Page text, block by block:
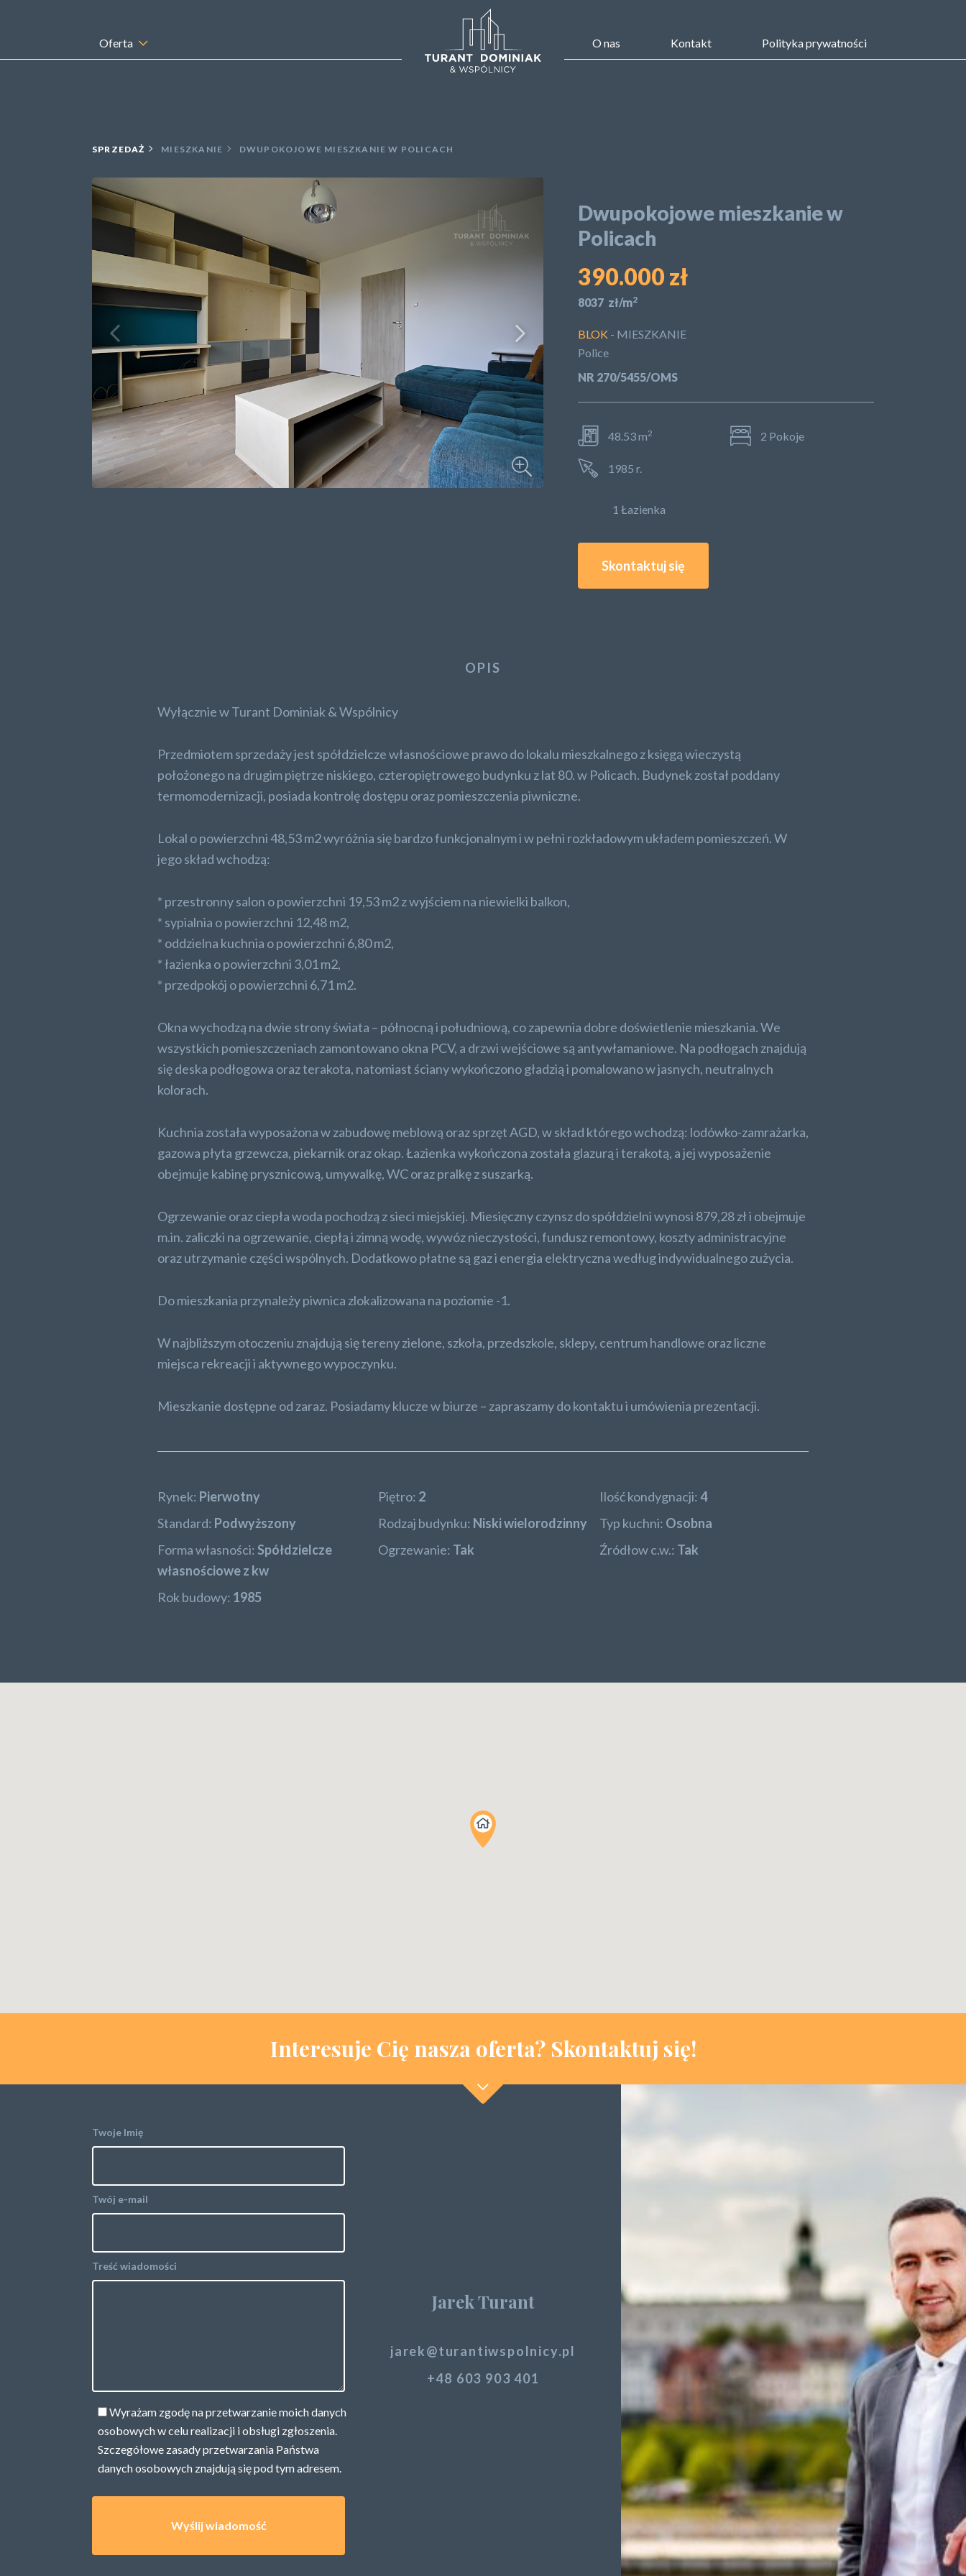
Oferta O nas Kontakt Polityka prywatności
SPRZEDAŻ MIESZKANIE DWUPOKOJOWE MIESZKANIE W POLICACH
Dwupokojowe mieszkanie w
Policach
390.000 zł
8037 zł/m2
BLOK - MIESZKANIE
Police
NR 270/5455/OMS
48.53 m2 2 Pokoje
1985 r.
1 Łazienka
Skontaktuj się
OPIS
Wyłącznie w Turant Dominiak & Wspólnicy
Przedmiotem sprzedaży jest spółdzielcze własnościowe prawo do lokalu mieszkalnego z księgą wieczystą
położonego na drugim piętrze niskiego, czteropiętrowego budynku z lat 80. w Policach. Budynek został poddany
termomodernizacji, posiada kontrolę dostępu oraz pomieszczenia piwniczne.
Lokal o powierzchni 48,53 m2 wyróżnia się bardzo funkcjonalnym i w pełni rozkładowym układem pomieszczeń. W
jego skład wchodzą:
* przestronny salon o powierzchni 19,53 m2 z wyjściem na niewielki balkon,
* sypialnia o powierzchni 12,48 m2,
* oddzielna kuchnia o powierzchni 6,80 m2,
* łazienka o powierzchni 3,01 m2,
* przedpokój o powierzchni 6,71 m2.
Okna wychodzą na dwie strony świata – północną i południową, co zapewnia dobre doświetlenie mieszkania. We
wszystkich pomieszczeniach zamontowano okna PCV, a drzwi wejściowe są antywłamaniowe. Na podłogach znajdują
się deska podłogowa oraz terakota, natomiast ściany wykończono gładzią i pomalowano w jasnych, neutralnych
kolorach.
Kuchnia została wyposażona w zabudowę meblową oraz sprzęt AGD, w skład którego wchodzą: lodówko-zamrażarka,
gazowa płyta grzewcza, piekarnik oraz okap. Łazienka wykończona została glazurą i terakotą, a jej wyposażenie
obejmuje kabinę prysznicową, umywalkę, WC oraz pralkę z suszarką.
Ogrzewanie oraz ciepła woda pochodzą z sieci miejskiej. Miesięczny czynsz do spółdzielni wynosi 879,28 zł i obejmuje
m.in. zaliczki na ogrzewanie, ciepłą i zimną wodę, wywóz nieczystości, fundusz remontowy, koszty administracyjne
oraz utrzymanie części wspólnych. Dodatkowo płatne są gaz i energia elektryczna według indywidualnego zużycia.
Do mieszkania przynależy piwnica zlokalizowana na poziomie -1.
W najbliższym otoczeniu znajdują się tereny zielone, szkoła, przedszkole, sklepy, centrum handlowe oraz liczne
miejsca rekreacji i aktywnego wypoczynku.
Mieszkanie dostępne od zaraz. Posiadamy klucze w biurze – zapraszamy do kontaktu i umówienia prezentacji.
Rynek: Pierwotny Piętro: 2 Ilość kondygnacji: 4
Standard: Podwyższony Rodzaj budynku: Niski wielorodzinny Typ kuchni: Osobna
Forma własności: Spółdzielcze
własnościowe z kw
Ogrzewanie: Tak Źródłow c.w.: Tak
Rok budowy: 1985
Interesuje Cię nasza oferta? Skontaktuj się!
Jarek Turant
jarek@turantiwspolnicy.pl
+48 603 903 401
Twoje Imię
Twój e-mail
Treść wiadomości
Wyrażam zgodę na przetwarzanie moich danych
osobowych w celu realizacji i obsługi zgłoszenia.
Szczegółowe zasady przetwarzania Państwa
danych osobowych znajdują się podtym adresem.